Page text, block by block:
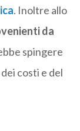
ca. Inoltre allo
da
spingere
costi e del